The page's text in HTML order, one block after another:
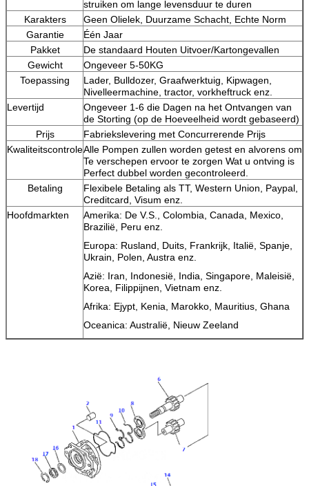
struiken om lange levensduur te duren
Karakters
Geen Olielek, Duurzame Schacht, Echte Norm
Garantie
Één Jaar
Pakket
De standaard Houten Uitvoer/Kartongevallen
Gewicht
Ongeveer 5-50KG
Toepassing
Lader, Bulldozer, Graafwerktuig, Kipwagen,
Nivelleermachine, tractor, vorkheftruck enz.
Levertijd
Ongeveer 1-6 die Dagen na het Ontvangen van
de Storting (op de Hoeveelheid wordt gebaseerd)
Prijs
Fabriekslevering met Concurrerende Prijs
KwaliteitscontroleAlle Pompen zullen worden getest en alvorens om
Te verschepen ervoor te zorgen Wat u ontving is
Perfect dubbel worden gecontroleerd.
Betaling
Flexibele Betaling als TT, Western Union, Paypal,
Creditcard, Visum enz.
Hoofdmarkten
Amerika: De V.S., Colombia, Canada, Mexico,
Brazilië, Peru enz.
Europa: Rusland, Duits, Frankrijk, Italië, Spanje,
Ukrain, Polen, Austra enz.
Azië: Iran, Indonesië, India, Singapore, Maleisië,
Korea, Filippijnen, Vietnam enz.
Afrika: Ejypt, Kenia, Marokko, Mauritius, Ghana
Oceanica: Australië, Nieuw Zeeland